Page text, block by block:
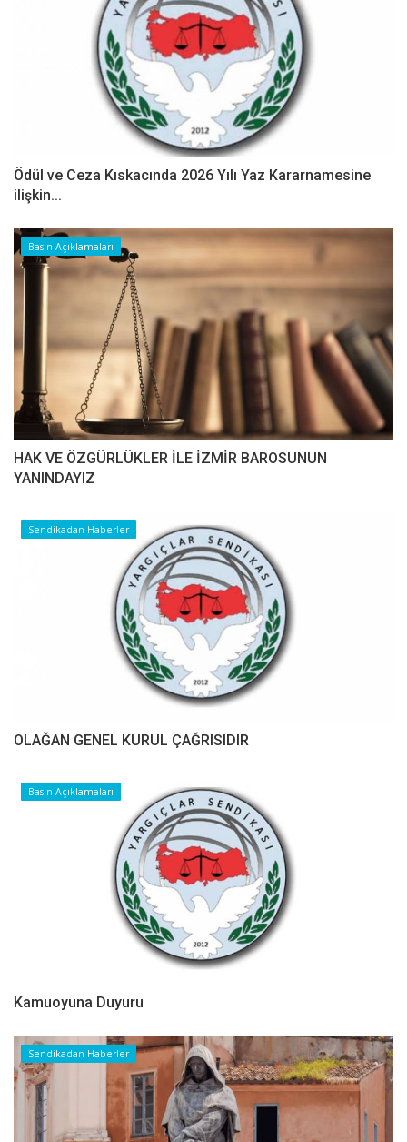
Ödül ve Ceza Kıskacında 2026 Yılı Yaz Kararnamesine
ilişkin...
Basın Açıklamaları
HAK VE ÖZGÜRLÜKLER İLE İZMİR BAROSUNUN
YANINDAYIZ
Sendikadan Haberler
OLAĞAN GENEL KURUL ÇAĞRISIDIR
Basın Açıklamaları
Kamuoyuna Duyuru
Sendikadan Haberler